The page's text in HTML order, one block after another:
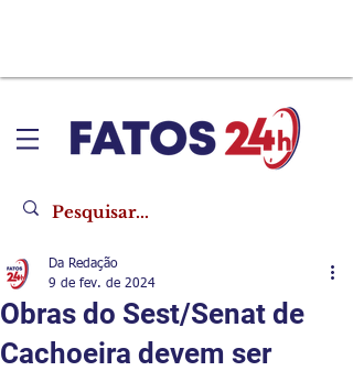
Obras do Sest/Senat de
Cachoeira devem ser
Da Redação
9 de fev. de 2024